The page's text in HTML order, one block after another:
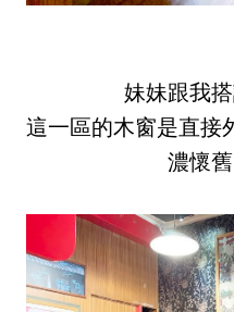
妹妹跟我
這一區的木窗是直接
濃懷